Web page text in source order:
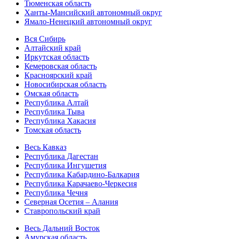
Тюменская область
Ханты-Мансийский автономный округ
Ямало-Ненецкий автономный округ
Вся Сибирь
Алтайский край
Иркутская область
Кемеровская область
Красноярский край
Новосибирская область
Омская область
Республика Алтай
Республика Тыва
Республика Хакасия
Томская область
Весь Кавказ
Республика Дагестан
Республика Ингушетия
Республика Кабардино-Балкария
Республика Карачаево-Черкесия
Республика Чечня
Северная Осетия – Алания
Ставропольский край
Весь Дальний Восток
Амурская область